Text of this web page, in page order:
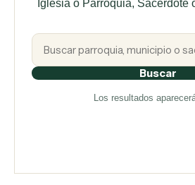
Iglesia o Parroquia, Sacerdote
Buscar
Los resultados